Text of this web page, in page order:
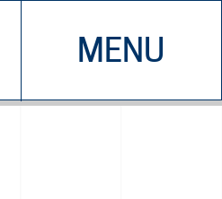
MENU
CHI SIAMO
EDDYBURG